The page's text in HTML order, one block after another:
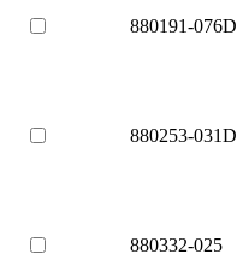
880191-076D
880253-031D
880332-025